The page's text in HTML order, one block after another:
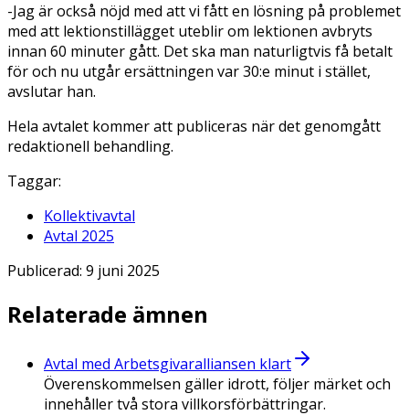
-Jag är också nöjd med att vi fått en lösning på problemet
med att lektionstillägget uteblir om lektionen avbryts
innan 60 minuter gått. Det ska man naturligtvis få betalt
för och nu utgår ersättningen var 30:e minut i stället,
avslutar han.
Hela avtalet kommer att publiceras när det genomgått
redaktionell behandling.
Taggar:
Kollektivavtal
Avtal 2025
Publicerad: 9 juni 2025
Relaterade ämnen
Avtal med Arbetsgivaralliansen klart
Överenskommelsen gäller idrott, följer märket och
innehåller två stora villkorsförbättringar.